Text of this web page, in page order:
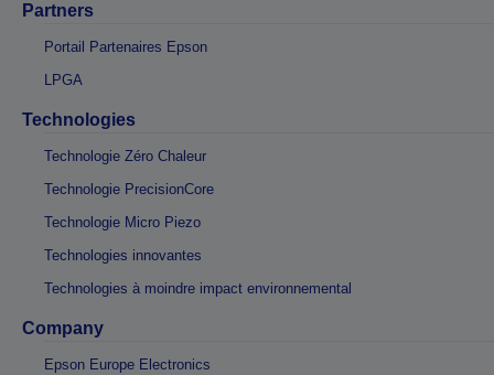
Partners
Portail Partenaires Epson
LPGA
Technologies
Technologie Zéro Chaleur
Technologie PrecisionCore
Technologie Micro Piezo
Technologies innovantes
Technologies à moindre impact environnemental
Company
Epson Europe Electronics